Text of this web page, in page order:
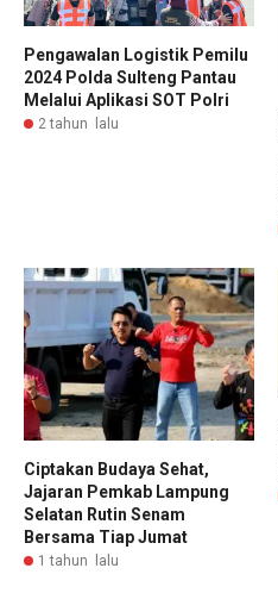
Pengawalan Logistik Pemilu
2024 Polda Sulteng Pantau
Melalui Aplikasi SOT Polri
2 tahun lalu
Ciptakan Budaya Sehat,
Jajaran Pemkab Lampung
Selatan Rutin Senam
Bersama Tiap Jumat
1 tahun lalu